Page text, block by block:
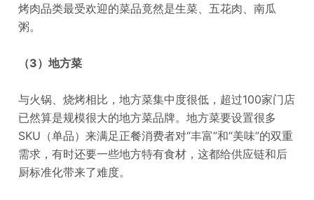
烤肉品类最受欢迎的菜品竟然是生菜、五花肉、南瓜
粥。
（3）地方菜
与火锅、烧烤相比，地方菜集中度很低，超过100家门店
已然算是规模很大的地方菜品牌。地方菜要设置很多
SKU（单品）来满足正餐消费者对“丰富”和“美味”的双重
需求，有时还要一些地方特有食材，这都给供应链和后
厨标准化带来了难度。